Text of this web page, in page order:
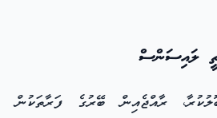
ރާއްޖެއިން ބޭރުގެ ފަރާތަކުން